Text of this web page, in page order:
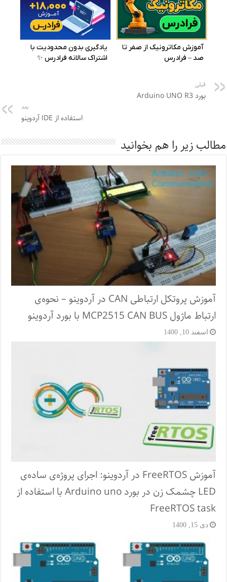
قبلی
بورد Arduino UNO R3
بعد
استفاده از IDE آردوینو
مطالب زیر را هم بخوانید
آموزش پروتکل ارتباطی CAN در آردوینو – نحوه‌ی
ارتباط ماژول MCP2515 CAN BUS با بورد آردوینو
اسفند 10, 1400
آموزش FreeRTOS در آردوینو: اجرای پروژه‌ی ساده‌ی
LED چشمک زن در بورد Arduino uno با استفاده از
FreeRTOS task
دی 15, 1400